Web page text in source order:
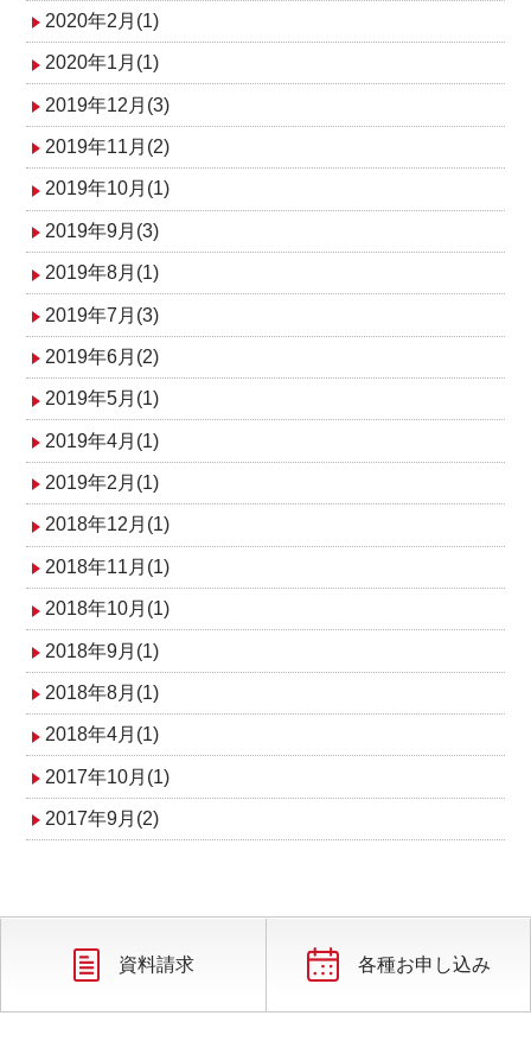
2020年2月(1)
2020年1月(1)
2019年12月(3)
2019年11月(2)
2019年10月(1)
2019年9月(3)
2019年8月(1)
2019年7月(3)
2019年6月(2)
2019年5月(1)
2019年4月(1)
2019年2月(1)
2018年12月(1)
2018年11月(1)
2018年10月(1)
2018年9月(1)
2018年8月(1)
2018年4月(1)
2017年10月(1)
2017年9月(2)
資料請求 各種お申し込み